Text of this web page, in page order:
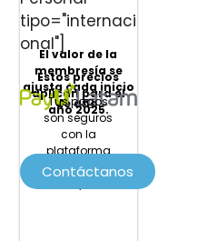
tipo="internaci
onal"]El valor de la
membresía se
ajusta cada inicio
de año.
Estos precios
aplican para el
año 2025.
Tus pagos
son seguros
con la
plataforma
de pagos
Contáctanos